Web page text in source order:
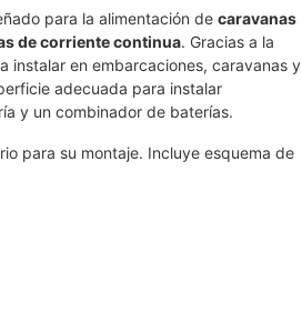
para la alimentación de caravanas
de corriente continua. Gracias a la
instalar en embarcaciones, caravanas y
adecuada para instalar
y un combinador de baterías.
para su montaje. Incluye esquema de